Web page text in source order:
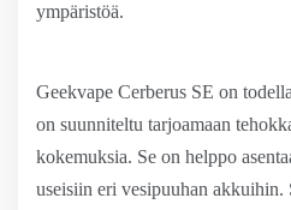
ympäristöä.
Geekvape Cerberus SE on
on suunniteltu tarjoamaan
kokemuksia. Se on helppo
useisiin eri vesipuuhan akkuihin.